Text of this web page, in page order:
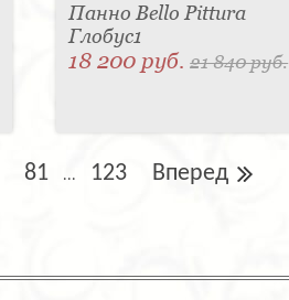
Панно Bello Pittura
Глобус1
18 200 руб.21 840 руб.
81 ... 123 Вперед